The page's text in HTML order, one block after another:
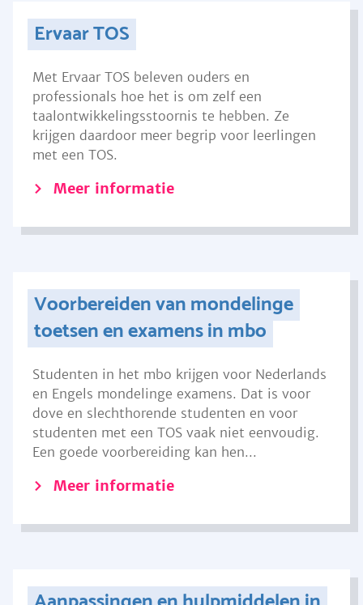
Ervaar TOS
Met Ervaar TOS beleven ouders en
professionals hoe het is om zelf een
taalontwikkelingsstoornis te hebben. Ze
krijgen daardoor meer begrip voor leerlingen
met een TOS.
Meer informatie
Voorbereiden van mondelinge
toetsen en examens in mbo
Studenten in het mbo krijgen voor Nederlands
en Engels mondelinge examens. Dat is voor
dove en slechthorende studenten en voor
studenten met een TOS vaak niet eenvoudig.
Een goede voorbereiding kan hen...
Meer informatie